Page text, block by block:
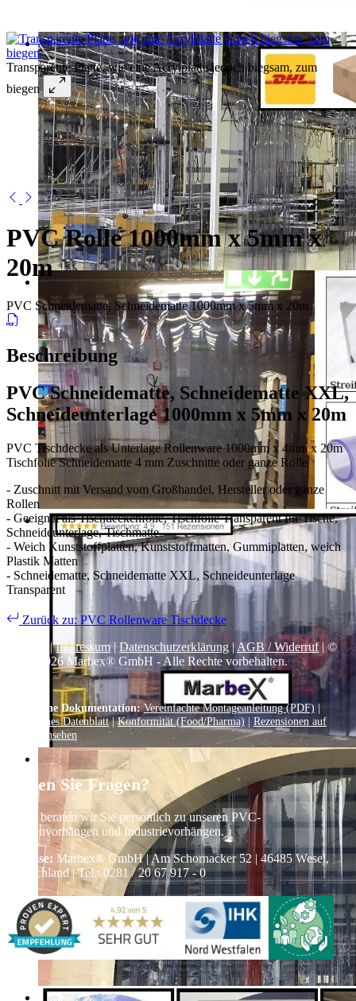
Transparente Platte, wie eine Acrylplatte jedoch biegsam, zum
biegen
PVC Rolle 1000mm x 5mm x
20m
PVC Schneidematte, Schneidematte 1000mm x 5mm x 20m
Beschreibung
PVC Schneidematte, Schneidematte XXL,
Schneideunterlage 1000mm x 5mm x 20m
PVC Tischdecke als Unterlage Rollenware 1000mm x 4mm x 20m
Tischfolie Schneidematte 4 mm Zuschnitte oder ganze Rolle
- Zuschnitt mit Versand vom Großhandel, Hersteller oder ganze
Rollen
- Geeignet als Tischdeckenfolie, Tischfolie Transparent für Tische,
Schneideunterlage, Tischmatte
- Weich Kunststoffplatten, Kunststoffmatten, Gummiplatten, weich
Plastik Matten
- Schneidematte, Schneidematte XXL, Schneideunterlage
Transparent
Zurück zu: PVC Rollenware Tischdecke
|Impressum|Datenschutzerklärung| AGB / Widerruf| ©
2026Marbex® GmbH - Alle Rechte vorbehalten.
Technische Dokumentation: Vereinfachte Montageanleitung (PDF) |
Technisches Datenblatt|Konformität (Food/Pharma) | Rezensionen auf
Google ansehen
Haben Sie Fragen?
Gerne beraten wir Sie persönlich zu unseren PVC-
Streifenvorhängen und Industrievorhängen.
Adresse: Marbex® GmbH | Am Schornacker 52 | 46485 Wesel,
Deutschland | Tel.: 0281 / 20 67 917 - 0